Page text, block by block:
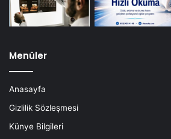
Menüler
Anasayfa
Gizlilik Sözleşmesi
Künye Bilgileri